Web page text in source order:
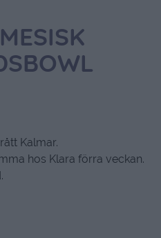
Kalmar.
hos Klara förra veckan.